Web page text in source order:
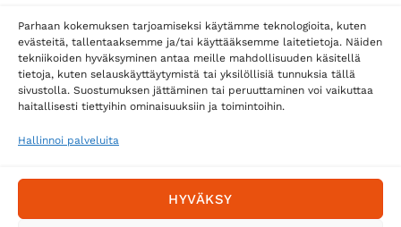
Parhaan kokemuksen tarjoamiseksi käytämme teknologioita, kuten
evästeitä, tallentaaksemme ja/tai käyttääksemme laitetietoja. Näiden
tekniikoiden hyväksyminen antaa meille mahdollisuuden käsitellä
tietoja, kuten selauskäyttäytymistä tai yksilöllisiä tunnuksia tällä
sivustolla. Suostumuksen jättäminen tai peruuttaminen voi vaikuttaa
haitallisesti tiettyihin ominaisuuksiin ja toimintoihin.
Hallinnoi palveluita
HYVÄKSY
Postnord
Tilaa uutiskirje ja saat erikoisalennuksia